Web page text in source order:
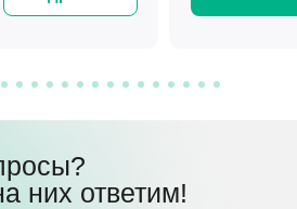
них ответим!